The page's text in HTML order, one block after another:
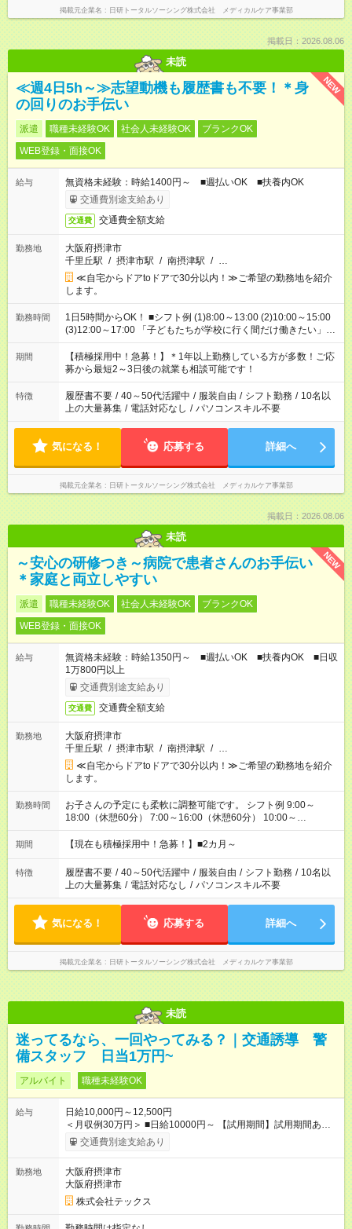
掲載元企業名 日研トータルソーシング株式会社 メディカルケア事業部
掲載日：2026.08.06
未読
NEW
≪週4日5h～≫志望動機も履歴書も不要！＊身
の回りのお手伝い
派遣 職種未経験OK 社会人未経験OK
ブランクOK
WEB登録・面接OK
給与
無資格未経験：時給1400円～ ■週払いOK ■扶養内OK
交通費別途支給あり
交通費 交通費全額支給
勤務地
大阪府摂津市
千里丘駅 / 摂津市駅 / 南摂津駅 / …
≪自宅からドアtoドアで30分以内！≫ご希望の勤務地を紹介
します。
勤務時間
1日5時間からOK！ ■シフト例 (1)8:00～13:00 (2)10:00～15:00
(3)12:00～17:00 「子どもたちが学校に行く間だけ働きたい」
「余裕を持って夕飯の準備がしたい」 「午前中は働いて、午後
はプライベートの時間にしたい」 など、ご希望を教えてくださ
いね。 ※Wワーク希望の方へ 今ご覧のお仕事で希望する勤務時
間と、もう1つのお仕事の勤務時間。 合計で週40時間を超える
場合は応募できません。
期間
【積極採用中！急募！】＊1年以上勤務している方が多数！ご応
募から最短2～3日後の就業も相談可能です！
特徴 履歴書不要 / 40～50代活躍中 / 服装自由 / シフト勤務 / 10名以
上の大量募集 / 電話対応なし / パソコンスキル不要
気になる！ 応募する 詳細へ
掲載元企業名 日研トータルソーシング株式会社 メディカルケア事業部
掲載日：2026.08.06
未読
NEW
～安心の研修つき～病院で患者さんのお手伝い
＊家庭と両立しやすい
派遣 職種未経験OK 社会人未経験OK
ブランクOK
WEB登録・面接OK
給与
無資格未経験：時給1350円～ ■週払いOK ■扶養内OK ■日収
1万800円以上
交通費別途支給あり
交通費 交通費全額支給
勤務地
大阪府摂津市
千里丘駅 / 摂津市駅 / 南摂津駅 / …
≪自宅からドアtoドアで30分以内！≫ご希望の勤務地を紹介
します。
勤務時間
お子さんの予定にも柔軟に調整可能です。 シフト例 9:00～
18:00（休憩60分） 7:00～16:00（休憩60分） 10:00～
19:00（休憩60分） ※Wワーク希望の方へ 今ご覧のお仕事で希
望する勤務時間と、もう1つのお仕事の勤務時間の合計が 週40
期間 【現在も積極採用中！急募！】■2カ月～
特徴 履歴書不要 / 40～50代活躍中 / 服装自由 / シフト勤務 / 10名以
上の大量募集 / 電話対応なし / パソコンスキル不要
気になる！ 応募する 詳細へ
掲載元企業名 日研トータルソーシング株式会社 メディカルケア事業部
未読
迷ってるなら、一回やってみる？｜交通誘導 警
備スタッフ 日当1万円~
アルバイト 職種未経験OK
給与
日給10,000円～12,500円
＜月収例30万円＞ ■日給10000円～ 【試用期間】試用期間あり
試用期間の長さ：2週間 雇用形態、給与は本採用時と同じです。
交通費別途支給あり
勤務地
大阪府摂津市
大阪府摂津市
株式会社テックス